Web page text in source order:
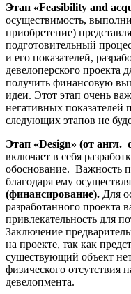
Этап «Feasibility and
осуществимость,
приобретение)
подготовительный
и его показателей,
девелоперского проекта
получить финансовую
идеи. Этот этап очень
негативных показателей
следующих этапов не
Этап «Design» (от англ.
включает в себя
обоснование. Важность
благодаря ему
(финансирование). Для
разработанного проекта
привлекательность для
Заключение
на проекте, так как
существующий объект
физического отсутствия
девелопмента.